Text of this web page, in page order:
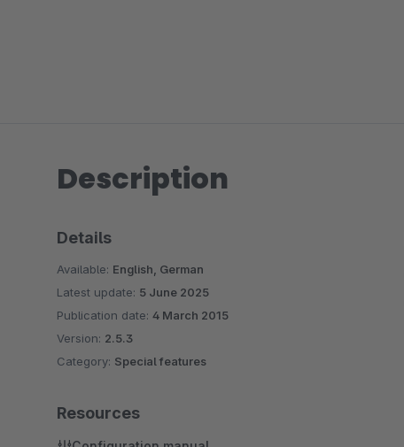
Description
Details
Available: English, German
Latest update: 5 June 2025
Publication date: 4 March 2015
Version: 2.5.3
Category: Special features
Resources